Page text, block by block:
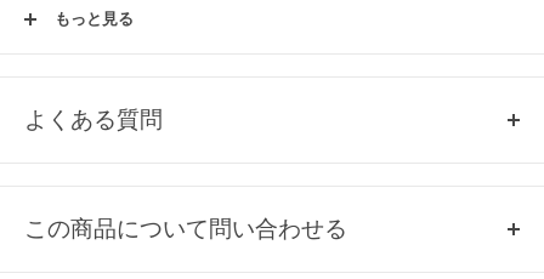
楽天ペイ / Paypay / メルペイ
▶︎ ご注文方法
もっと見る
よくある質問
い。
この商品について問い合わせる